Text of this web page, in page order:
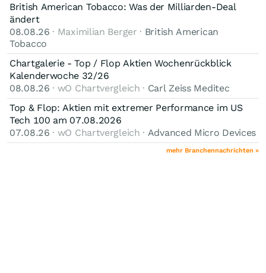
British American Tobacco: Was der Milliarden-Deal
ändert
08.08.26 · Maximilian Berger · British American
Tobacco
Chartgalerie - Top / Flop Aktien Wochenrückblick
Kalenderwoche 32/26
08.08.26 · wO Chartvergleich · Carl Zeiss Meditec
Top & Flop: Aktien mit extremer Performance im US
Tech 100 am 07.08.2026
07.08.26 · wO Chartvergleich · Advanced Micro Devices
mehr Branchennachrichten »